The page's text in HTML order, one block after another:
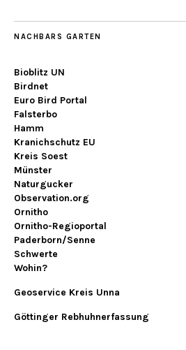
NACHBARS GARTEN
Bioblitz UN
Birdnet
Euro Bird Portal
Falsterbo
Hamm
Kranichschutz EU
Kreis Soest
Münster
Naturgucker
Observation.org
Ornitho
Ornitho-Regioportal
Paderborn/Senne
Schwerte
Wohin?
Geoservice Kreis Unna
Göttinger Rebhuhnerfassung